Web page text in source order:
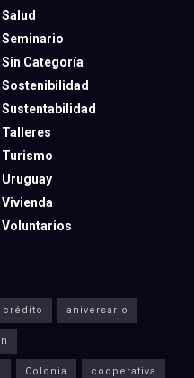
Salud
Seminario
Sin Categoría
Sostenibilidad
Sustentabilidad
Talleres
Turismo
Uruguay
Vivienda
Voluntarios
crédito aniversario
Colonia cooperativa